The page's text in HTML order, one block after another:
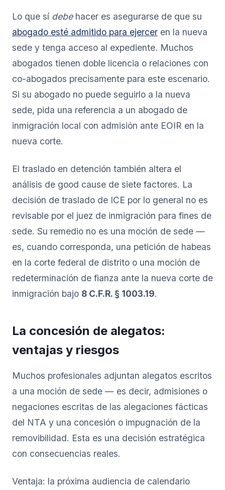
Lo que sí debehacer es asegurarse de que su
abogado esté admitido para ejercer en la nueva
sede y tenga acceso al expediente. Muchos
abogados tienen doble licencia o relaciones con
co-abogados precisamente para este escenario.
Si su abogado no puede seguirlo a la nueva
sede, pida una referencia a un abogado de
inmigración local con admisión ante EOIR en la
nueva corte.
El traslado en detención también altera el
análisis de good cause de siete factores. La
decisión de traslado de ICE por lo general no es
revisable por el juez de inmigración para fines de
sede. Su remedio no es una moción de sede —
es, cuando corresponda, una petición de habeas
en la corte federal de distrito o una moción de
redeterminación de fianza ante la nueva corte de
inmigración bajo 8 C.F.R. § 1003.19.
La concesión de alegatos:
ventajas y riesgos
Muchos profesionales adjuntan alegatos escritos
a una moción de sede — es decir, admisiones o
negaciones escritas de las alegaciones fácticas
del NTA y una concesión o impugnación de la
removibilidad. Esta es una decisión estratégica
con consecuencias reales.
Ventaja: la próxima audiencia de calendario